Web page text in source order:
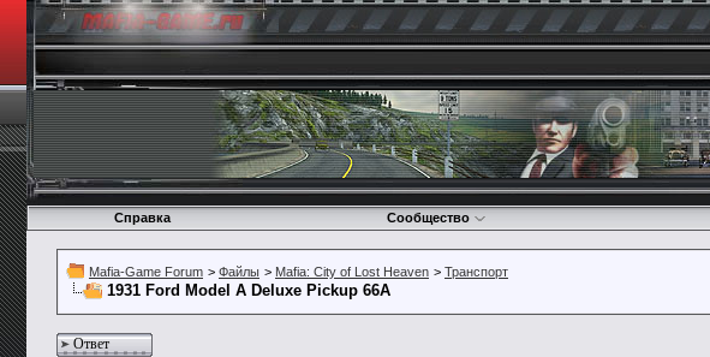
Справка Сообщество
Mafia-Game Forum > Файлы > Mafia: City of Lost Heaven > Транспорт
1931 Ford Model A Deluxe Pickup 66A
Ответ